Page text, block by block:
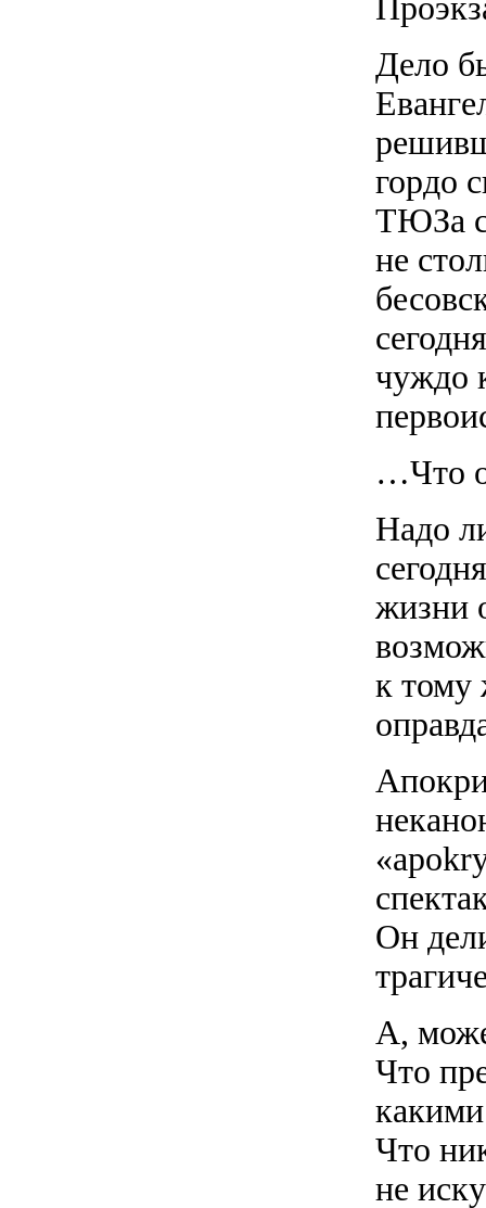
Дело
гордо
ТЮЗа
не
чуждо
…Что
Надо
жизни
к тому
Он
А,
Что
Что
не